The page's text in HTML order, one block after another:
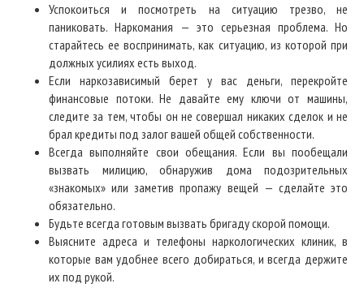
Успокоиться и посмотреть на ситуацию трезво, не
паниковать. Наркомания — это серьезная проблема. Но
старайтесь ее воспринимать, как ситуацию, из которой при
должных усилиях есть выход.
Если наркозависимый берет у вас деньги, перекройте
финансовые потоки. Не давайте ему ключи от машины,
следите за тем, чтобы он не совершал никаких сделок и не
брал кредиты под залог вашей общей собственности.
Всегда выполняйте свои обещания. Если вы пообещали
вызвать милицию, обнаружив дома подозрительных
«знакомых» или заметив пропажу вещей — сделайте это
обязательно.
Будьте всегда готовым вызвать бригаду скорой помощи.
Выясните адреса и телефоны наркологических клиник, в
которые вам удобнее всего добираться, и всегда держите
их под рукой.